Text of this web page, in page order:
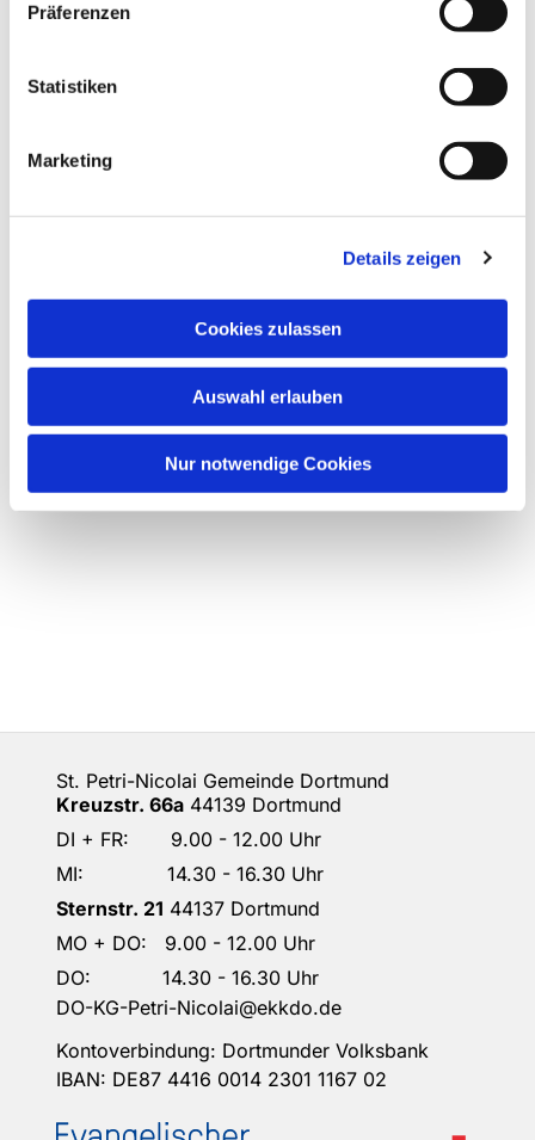
Präferenzen
Statistiken
Marketing
Details zeigen
Cookies zulassen
Auswahl erlauben
Nur notwendige Cookies
Dies könnte Sie auch
St. Petri-Nicolai Gemeinde Dortmund
Kreuzstr. 66a 44139 Dortmund
DI + FR: 9.00 - 12.00 Uhr
MI: 14.30 - 16.30 Uhr
Sternstr. 21 44137 Dortmund
MO + DO: 9.00 - 12.00 Uhr
DO: 14.30 - 16.30 Uhr
DO-KG-Petri-Nicolai@ekkdo.de
Kontoverbindung: Dortmunder Volksbank
IBAN: DE87 4416 0014 2301 1167 02